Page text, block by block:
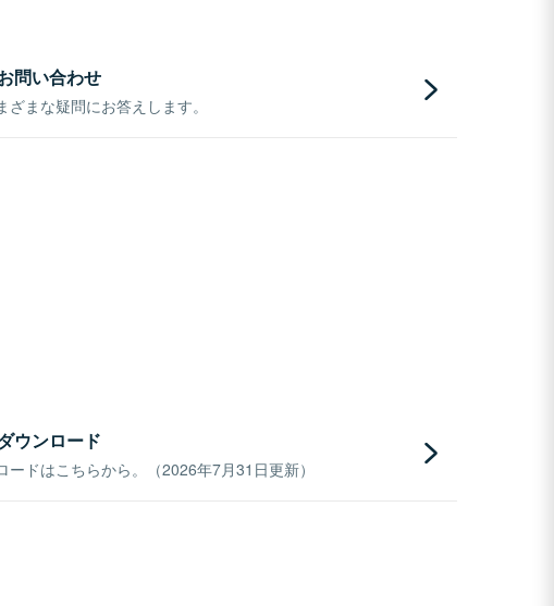
問い合わせ
まな疑問にお答えします。
ウンロード
ードはこちらから。（2026年7月31日更新）